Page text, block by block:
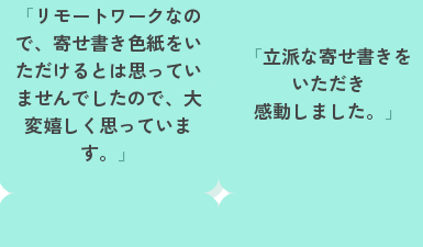
リモートワークなの
で、寄せ書き色紙をい
ただけるとは思ってい
ませんでしたので、大
変嬉しく思っていま
す。
立派な寄せ書きを
いただき
感動しました。